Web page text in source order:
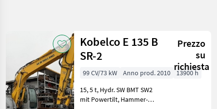
Kobelco E 135 B
SR-2
Prezzo
su
richiesta
99 CV/73 kW Anno prod. 2010
13900 h
15, 5 t, Hydr. SW BMT SW2
mit Powertilt, Hammer-